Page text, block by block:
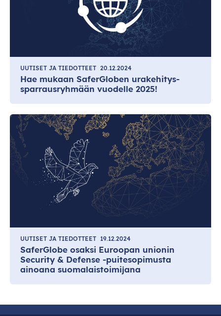
UUTISET JA TIEDOTTEET 20.12.2024
Hae mukaan SaferGloben urakehitys-
sparrausryhmään vuodelle 2025!
UUTISET JA TIEDOTTEET 19.12.2024
SaferGlobe osaksi Euroopan unionin
Security & Defense -puitesopimusta
ainoana suomalaistoimijana